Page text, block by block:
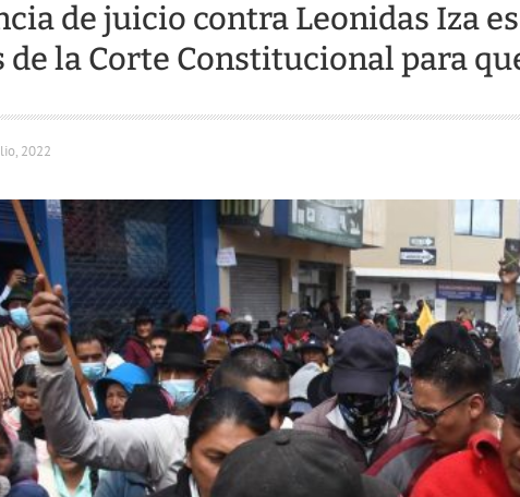
de juicio contra Leonidas Iza
de la Corte Constitucional para
2022